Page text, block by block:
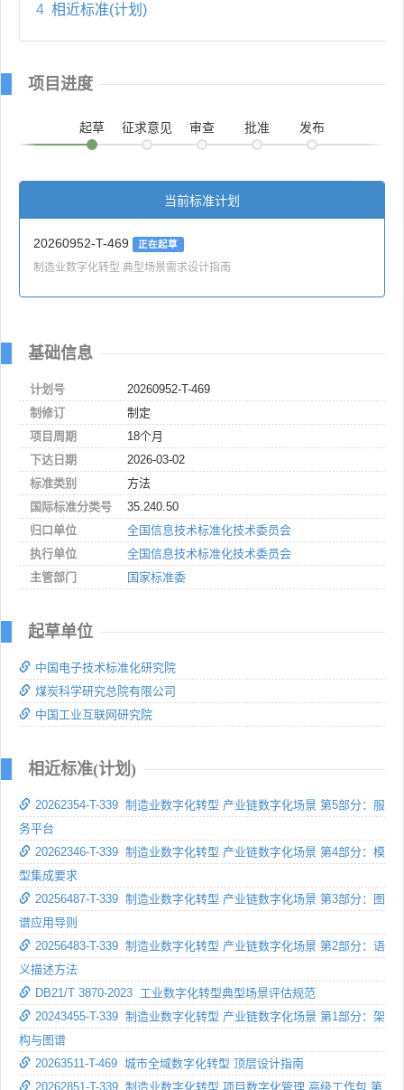
4 相近标准(计划)
项目进度
起草 征求意见 审查 批准 发布
当前标准计划
20260952-T-469 正在起草
制造业数字化转型 典型场景需求设计指南
基础信息
计划号
20260952-T-469
制修订
制定
项目周期
18个月
下达日期
2026-03-02
标准类别
方法
国际标准分类号
35.240.50
归口单位
全国信息技术标准化技术委员会
执行单位
全国信息技术标准化技术委员会
主管部门
国家标准委
起草单位
中国电子技术标准化研究院
煤炭科学研究总院有限公司
中国工业互联网研究院
相近标准(计划)
20262354-T-339 制造业数字化转型 产业链数字化场景 第5部分：服
务平台
20262346-T-339 制造业数字化转型 产业链数字化场景 第4部分：模
型集成要求
20256487-T-339 制造业数字化转型 产业链数字化场景 第3部分：图
谱应用导则
20256483-T-339 制造业数字化转型 产业链数字化场景 第2部分：语
义描述方法
DB21/T 3870-2023 工业数字化转型典型场景评估规范
20243455-T-339 制造业数字化转型 产业链数字化场景 第1部分：架
构与图谱
20263511-T-469 城市全域数字化转型 顶层设计指南
20262851-T-339 制造业数字化转型 项目数字化管理 高级工作包 第